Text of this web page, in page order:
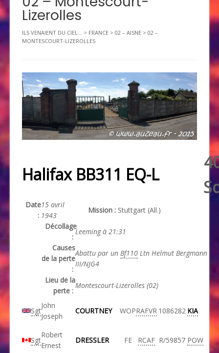
Lizerolles
ILS VENAIENT DU CIEL... > FRANCE > 02 – AISNE > 02 –
MONTESCOURT-LIZEROLLES
Halifax BB311 EQ-L
Date
:
15 avril
1943
Mission : Stuttgart (All.)
Décollage
:
Leeming à 21:31
Causes
de la perte
:
Abattu par un Bf110 Ltn Helmut Bergmann
III/NJG4
Lieu de la
perte :
Montescourt-Lizerolles (02)
Sgt
John
Joseph
COURTNEY WOPRAFVR 1086282 KIA
Sgt
Robert
Ernest
DRESSLER FE RCAF R/59857 POW